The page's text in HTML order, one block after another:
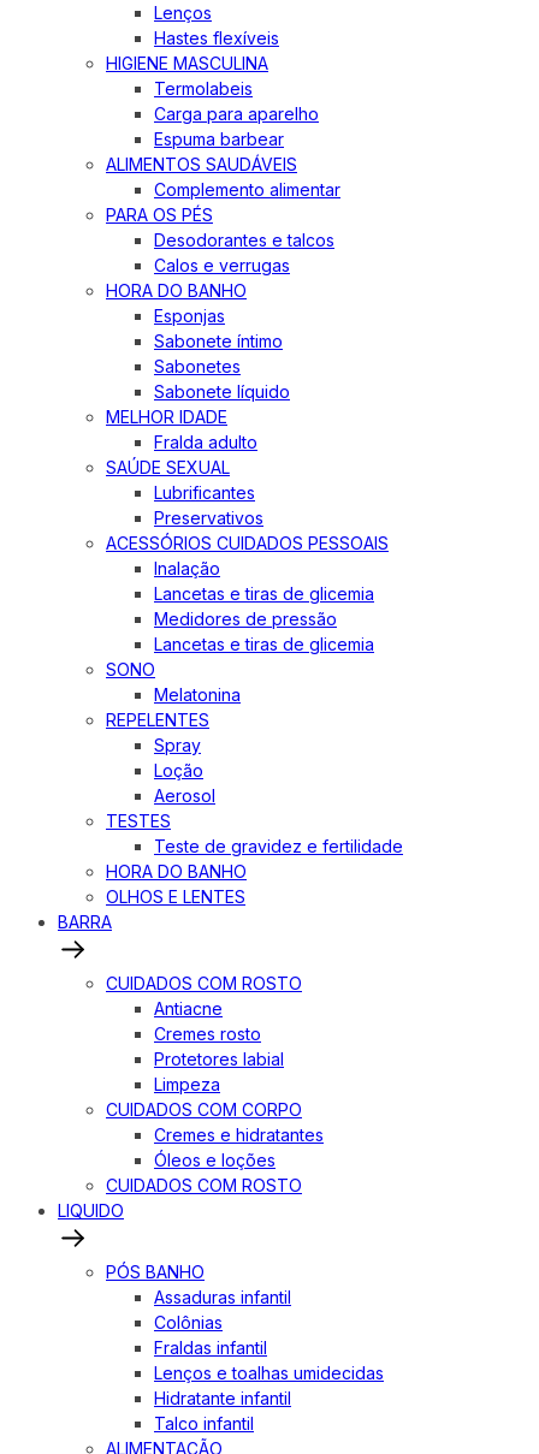
Lenços
Hastes flexíveis
HIGIENE MASCULINA
Termolabeis
Carga para aparelho
Espuma barbear
ALIMENTOS SAUDÁVEIS
Complemento alimentar
PARA OS PÉS
Desodorantes e talcos
Calos e verrugas
HORA DO BANHO
Esponjas
Sabonete íntimo
Sabonetes
Sabonete líquido
MELHOR IDADE
Fralda adulto
SAÚDE SEXUAL
Lubrificantes
Preservativos
ACESSÓRIOS CUIDADOS PESSOAIS
Inalação
Lancetas e tiras de glicemia
Medidores de pressão
Lancetas e tiras de glicemia
SONO
Melatonina
REPELENTES
Spray
Loção
Aerosol
TESTES
Teste de gravidez e fertilidade
HORA DO BANHO
OLHOS E LENTES
BARRA
CUIDADOS COM ROSTO
Antiacne
Cremes rosto
Protetores labial
Limpeza
CUIDADOS COM CORPO
Cremes e hidratantes
Óleos e loções
CUIDADOS COM ROSTO
LIQUIDO
PÓS BANHO
Assaduras infantil
Colônias
Fraldas infantil
Lenços e toalhas umidecidas
Hidratante infantil
Talco infantil
ALIMENTAÇÃO